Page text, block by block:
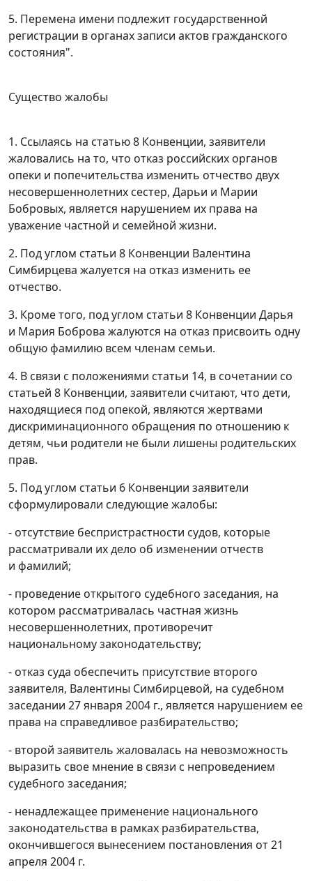
5. Перемена имени подлежит государственной
регистрации в органах записи актов гражданского
состояния".
Существо жалобы
1. Ссылаясь на статью 8 Конвенции, заявители
жаловались на то, что отказ российских органов
опеки и попечительства изменить отчество двух
несовершеннолетних сестер, Дарьи и Марии
Бобровых, является нарушением их права на
уважение частной и семейной жизни.
2. Под углом статьи 8 Конвенции Валентина
Симбирцева жалуется на отказ изменить ее
отчество.
3. Кроме того, под углом статьи 8 Конвенции Дарья
и Мария Боброва жалуются на отказ присвоить одну
общую фамилию всем членам семьи.
4. В связи с положениями статьи 14, в сочетании со
статьей 8 Конвенции, заявители считают, что дети,
находящиеся под опекой, являются жертвами
дискриминационного обращения по отношению к
детям, чьи родители не были лишены родительских
прав.
5. Под углом статьи 6 Конвенции заявители
сформулировали следующие жалобы:
- отсутствие беспристрастности судов, которые
рассматривали их дело об изменении отчеств
и фамилий;
- проведение открытого судебного заседания, на
котором рассматривалась частная жизнь
несовершеннолетних, противоречит
национальному законодательству;
- отказ суда обеспечить присутствие второго
заявителя, Валентины Симбирцевой, на судебном
заседании 27 января 2004 г., является нарушением ее
права на справедливое разбирательство;
- второй заявитель жаловалась на невозможность
выразить свое мнение в связи с непроведением
судебного заседания;
- ненадлежащее применение национального
законодательства в рамках разбирательства,
окончившегося вынесением постановления от 21
апреля 2004 г.